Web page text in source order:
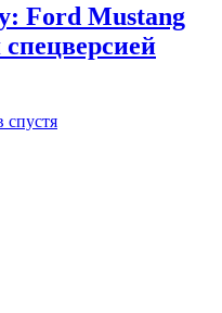
Ford Mustang
спустя